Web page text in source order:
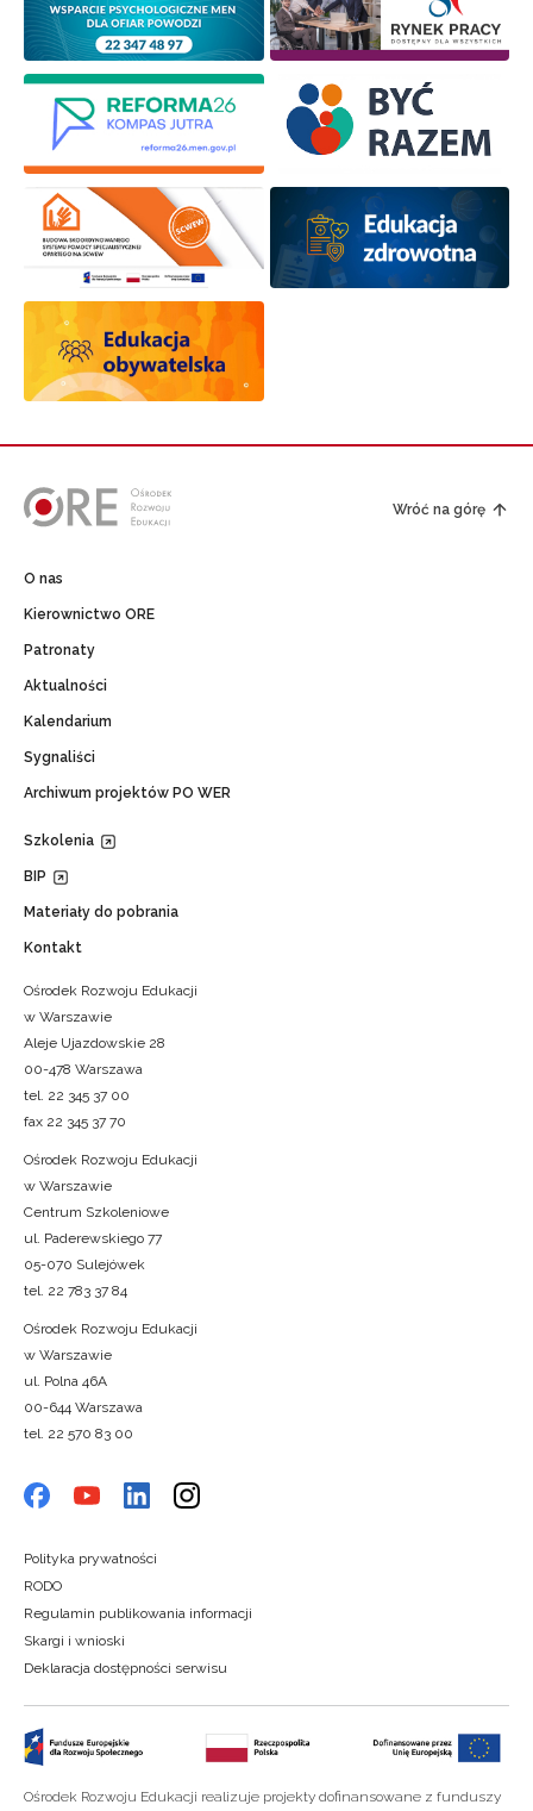
Wróć na górę
O nas
Kierownictwo ORE
Patronaty
Aktualności
Kalendarium
Sygnaliści
Archiwum projektów PO WER
Szkolenia
BIP
Materiały do pobrania
Kontakt
Ośrodek Rozwoju Edukacji
w Warszawie
Aleje Ujazdowskie 28
00-478 Warszawa
tel. 22 345 37 00
fax 22 345 37 70
Ośrodek Rozwoju Edukacji
w Warszawie
Centrum Szkoleniowe
ul. Paderewskiego 77
05-070 Sulejówek
tel. 22 783 37 84
Ośrodek Rozwoju Edukacji
w Warszawie
ul. Polna 46A
00-644 Warszawa
tel. 22 570 83 00
Polityka prywatności
RODO
Regulamin publikowania informacji
Skargi i wnioski
Deklaracja dostępności serwisu
Ośrodek Rozwoju Edukacji realizuje projekty dofinansowane z funduszy